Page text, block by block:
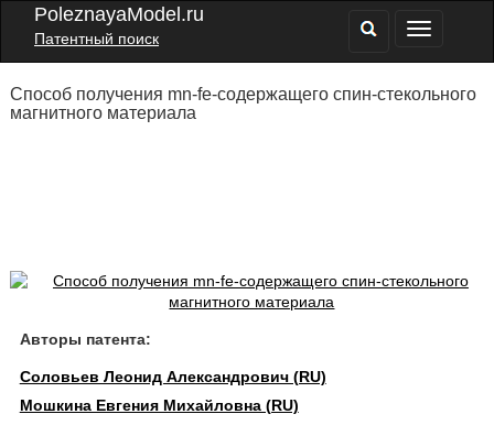
PoleznayaModel.ru
Патентный поиск
Способ получения mn-fe-содержащего спин-стекольного
магнитного материала
Авторы патента:
Соловьев Леонид Александрович (RU)
Мошкина Евгения Михайловна (RU)